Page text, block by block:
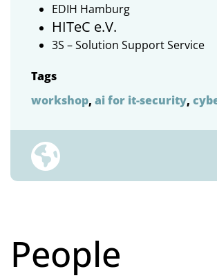
EDIH Hamburg
HITeC e.V.
3S – Solution Support Service
Tags
workshop, ai for it-security,
People